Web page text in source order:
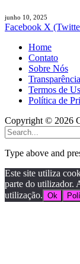
junho 10, 2025
Facebook X
Home
Contato
Sobre Nós
Transparência
Termos de
Política de
Copyright © 2026
Type above and
Este site utiliza
parte do utilizador.
utilização. Ok